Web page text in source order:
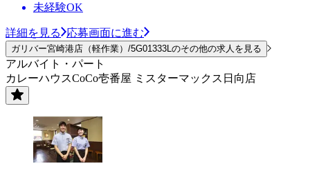
未経験OK
詳細を見る 応募画面に進む
ガリバー宮崎港店（軽作業）/5G01333Lのその他の求人を見る
アルバイト・パート
カレーハウスCoCo壱番屋 ミスターマックス日向店